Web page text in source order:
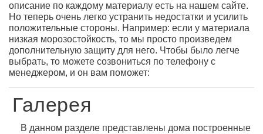
описание по каждому материалу есть на нашем сайте.
Но теперь очень легко устранить недостатки и усилить
положительные стороны. Например: если у материала
низкая морозостойкость, то мы просто произведем
дополнительную защиту для него. Чтобы было легче
выбрать, то можете созвониться по телефону с
менеджером, и он вам поможет:
Галерея
В данном разделе представлены дома построенные